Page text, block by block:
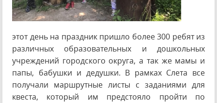
этот день на праздник пришло более 300 ребят из
различных образовательных и дошкольных
учреждений городского округа, а так же мамы и
папы, бабушки и дедушки. В рамках Слета все
получали маршрутные листы с заданиями для
квеста, который им предстояло пройти по